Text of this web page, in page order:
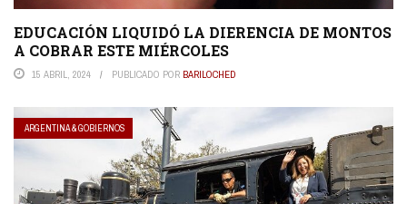
EDUCACIÓN LIQUIDÓ LA DIERENCIA DE MONTOS
A COBRAR ESTE MIÉRCOLES
15 ABRIL, 2024 PUBLICADO POR BARILOCHED
ARGENTINA & GOBIERNOS